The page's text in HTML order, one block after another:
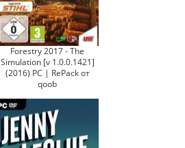
Forestry 2017 - The
Simulation [v 1.0.0.1421]
(2016) PC | RePack от
qoob